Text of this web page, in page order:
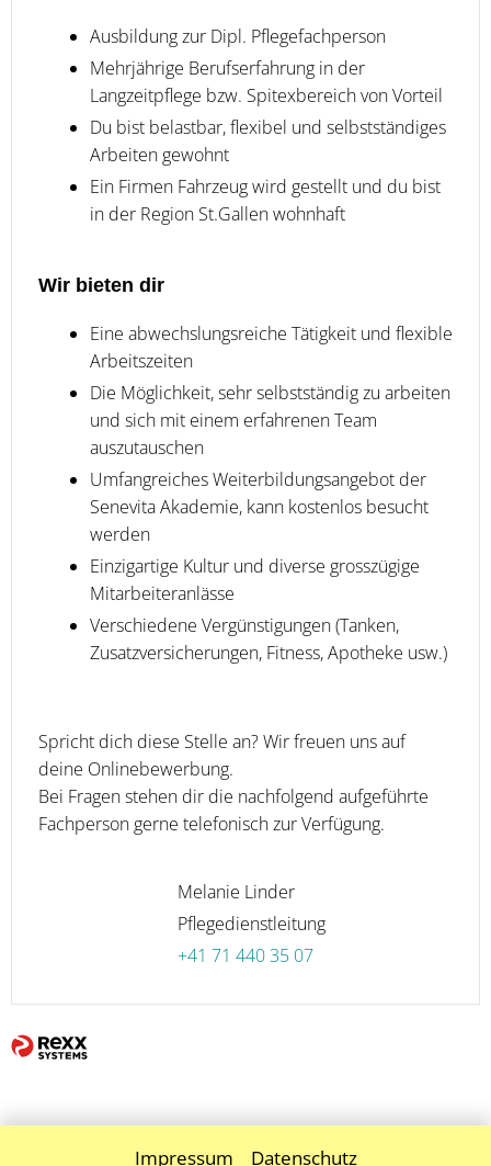
Ausbildung zur Dipl. Pflegefachperson
Mehrjährige Berufserfahrung in der
Langzeitpflege bzw. Spitexbereich von Vorteil
Du bist belastbar, flexibel und selbstständiges
Arbeiten gewohnt
Ein Firmen Fahrzeug wird gestellt und du bist
in der Region St.Gallen wohnhaft
Wir bieten dir
Eine abwechslungsreiche Tätigkeit und flexible
Arbeitszeiten
Die Möglichkeit, sehr selbstständig zu arbeiten
und sich mit einem erfahrenen Team
auszutauschen
Umfangreiches Weiterbildungsangebot der
Senevita Akademie, kann kostenlos besucht
werden
Einzigartige Kultur und diverse grosszügige
Mitarbeiteranlässe
Verschiedene Vergünstigungen (Tanken,
Zusatzversicherungen, Fitness, Apotheke usw.)
Spricht dich diese Stelle an? Wir freuen uns auf
deine Onlinebewerbung.
Bei Fragen stehen dir die nachfolgend aufgeführte
Fachperson gerne telefonisch zur Verfügung.
Melanie Linder
Pflegedienstleitung
+41 71 440 35 07
Impressum Datenschutz